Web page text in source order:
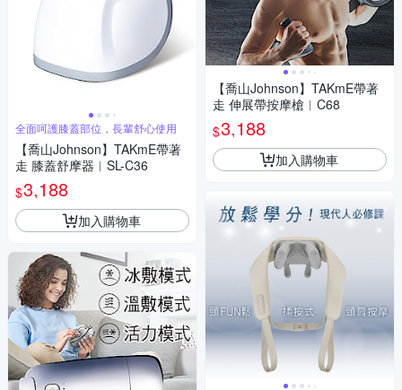
全面呵護膝蓋部位，長輩舒心使用
【喬山Johnson】TAKmE帶著
走 膝蓋舒摩器︱SL-C36
$3,188
加入購物車
【喬山Johnson】TAKmE帶著
走 伸展帶按摩槍︱C68
$3,188
加入購物車